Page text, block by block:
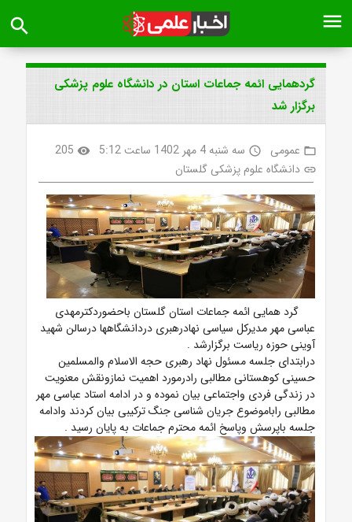
menu
search
گردهمایی ائمه جماعات استان در دانشگاه علوم پزشکی
برگزار شد
folder_open عمومی access_time سه شنبه 4 مهر 1402 ساعت 5:12 visibility
205
link دانشگاه علوم پزشکی گلستان
گرد همایی ائمه جماعات استان گلستان باحضوردکترمهدی
عباسی مهر مدیرکل سیاسی نهادرهبری دردانشگاهها درسالن شهید
آوینی حوزه ریاست برگزارشد .
درابتدای جلسه مسئول نهاد رهبری حجه الاسلام والمسلمین
حسینی کوهستانی مطالبی رادرمورد اهمیت نمازونقش معنویت
در زندگی فردی واجتماعی بیان نموده و در ادامه استاد عباسی مهر
مطالبی راباموضوع جریان شناسی جنگ ترکیبی بیان کردند وادامه
جلسه باپرسش وپاسخ ائمه محترم جماعات به پایان رسید .